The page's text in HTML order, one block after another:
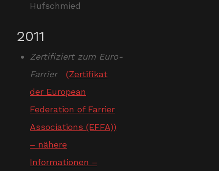
Hufschmied
2011
Zertifiziert zum Euro-
Farrier
(Zertifikat
der European
Federation of Farrier
Associations (EFFA))
– nähere
Informationen –